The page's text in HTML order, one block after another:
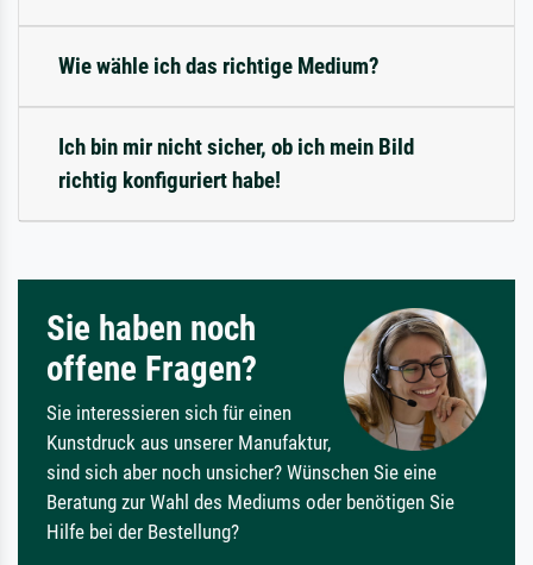
Wie wähle ich das richtige Medium?
Ich bin mir nicht sicher, ob ich mein Bild
richtig konfiguriert habe!
Sie haben noch
offene Fragen?
Sie interessieren sich für einen
Kunstdruck aus unserer Manufaktur,
sind sich aber noch unsicher? Wünschen Sie eine
Beratung zur Wahl des Mediums oder benötigen Sie
Hilfe bei der Bestellung?